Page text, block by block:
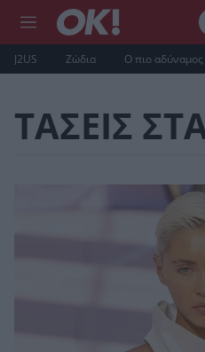
J2US Ζώδια Ο πιο αδύναμος
ΤΑΣΕΙΣ